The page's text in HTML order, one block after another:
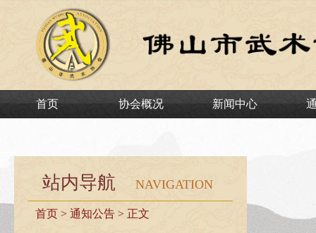
首页 协会概况 新闻中心
站内导航 NAVIGATION
首页 > 通知公告 > 正文